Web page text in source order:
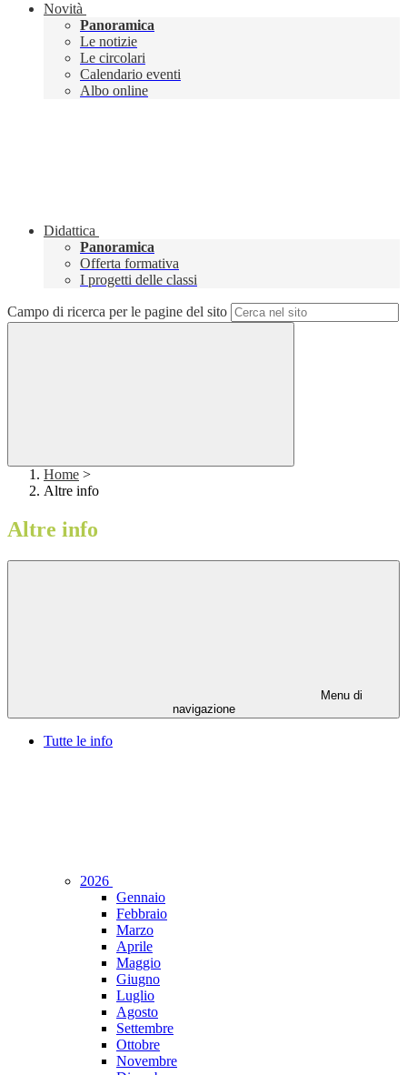
Novità
Panoramica
Le notizie
Le circolari
Calendario eventi
Albo online
Didattica
Panoramica
Offerta formativa
I progetti delle classi
Campo di ricerca per le pagine del sito
Home >
Altre info
Altre info
Menu di
navigazione
Tutte le info
2026
Gennaio
Febbraio
Marzo
Aprile
Maggio
Giugno
Luglio
Agosto
Settembre
Ottobre
Novembre